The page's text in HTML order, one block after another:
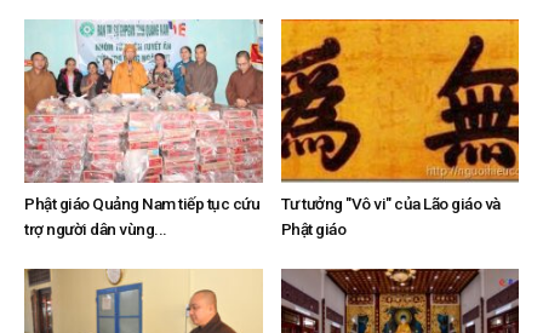
Phật giáo Quảng Nam tiếp tục cứu
trợ người dân vùng...
Tư tưởng "Vô vi" của Lão giáo và
Phật giáo